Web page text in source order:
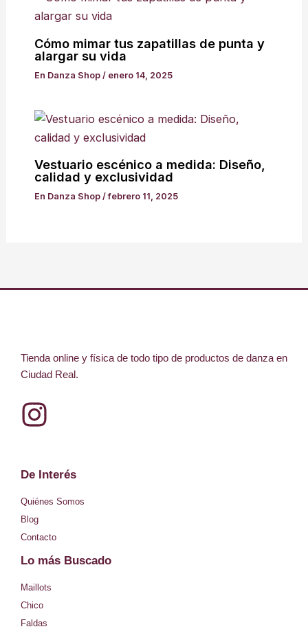
Cómo mimar tus zapatillas de punta y
alargar su vida
En Danza Shop/ enero 14, 2025
Vestuario escénico a medida: Diseño,
calidad y exclusividad
En Danza Shop/febrero 11, 2025
Tienda online y física de todo tipo de productos de danza en
Ciudad Real.
I
s
t
a
g
r
a
De Interés
Quiénes Somos
Blog
Contacto
Lo más Buscado
Maillots
Chico
Faldas